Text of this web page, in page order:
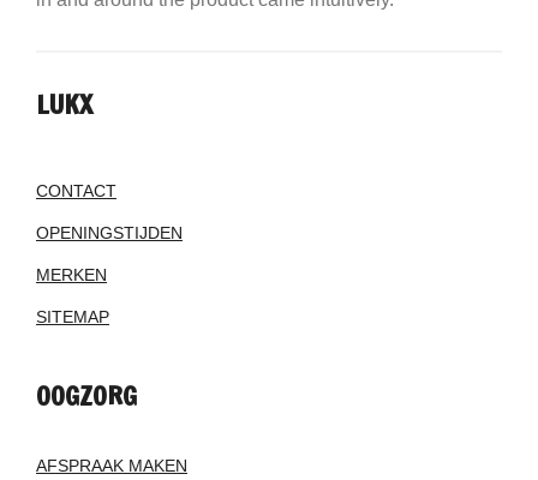
LUKX
CONTACT
OPENINGSTIJDEN
MERKEN
SITEMAP
OOGZORG
AFSPRAAK MAKEN